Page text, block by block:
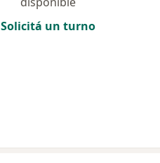
Solicitá un turno